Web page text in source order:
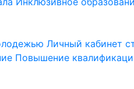
Личный кабинет
Повышение